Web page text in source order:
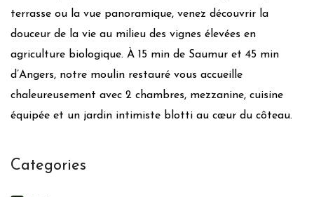
Gestion quotidienne
Mobilier durable/local
Gestion des déchets
Plastiques
terrasse ou la vue panoramique, venez découvrir la
douceur de la vie au milieu des vignes élevées en
agriculture biologique. À 15 min de Saumur et 45 min
d’Angers, notre moulin restauré vous accueille
chaleureusement avec 2 chambres, mezzanine, cuisine
équipée et un jardin intimiste blotti au cœur du côteau.
Categories